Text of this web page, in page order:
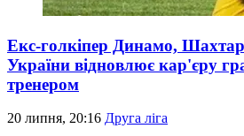
Екс-голкіпер Динамо,
України відновлює кар'єру
тренером
20 липня, 20:16 Друга ліга